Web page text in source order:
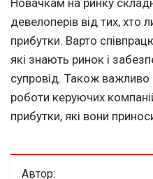
Новачкам на ринку
девелоперів від тих, хто
прибутки. Варто
які знають ринок і
супровід. Також важливо
роботи керуючих
прибутки, які вони
Автор: